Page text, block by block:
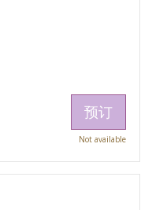
预订
Not available